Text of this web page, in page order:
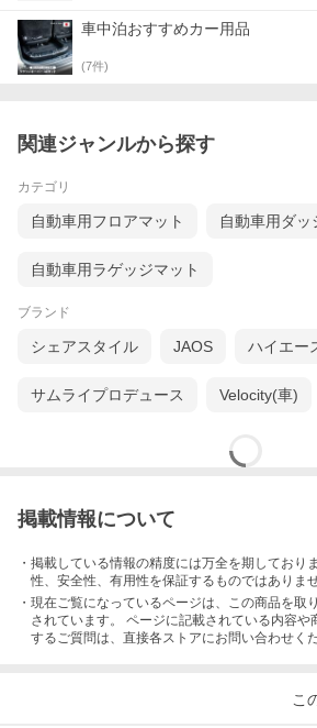
車中泊おすすめカー用品
(7件)
関連ジャンルから探す
カテゴリ
自動車用フロアマット 自動車用ダッ
自動車用ラゲッジマット
ブランド
シェアスタイル JAOS ハイエー
サムライプロデュース Velocity(車)
掲載情報について
・掲載している情報の精度には万全を期しており
性、安全性、有用性を保証するものではありませ
・現在ご覧になっているページは、この商品を取
されています。 ページに記載されている内容や
するご質問は、直接各ストアにお問い合わせくだ
こ